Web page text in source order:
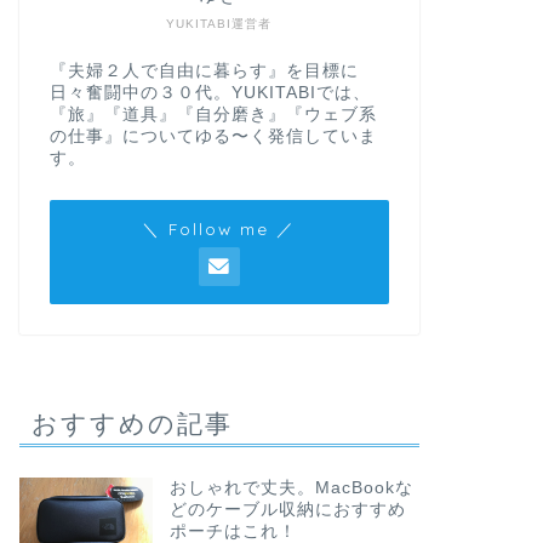
YUKITABI運営者
『夫婦２人で自由に暮らす』を目標に
日々奮闘中の３０代。YUKITABIでは、
『旅』『道具』『自分磨き』『ウェブ系
の仕事』についてゆる〜く発信していま
す。
＼ Follow me ／
おすすめの記事
おしゃれで丈夫。MacBookな
どのケーブル収納におすすめ
ポーチはこれ！